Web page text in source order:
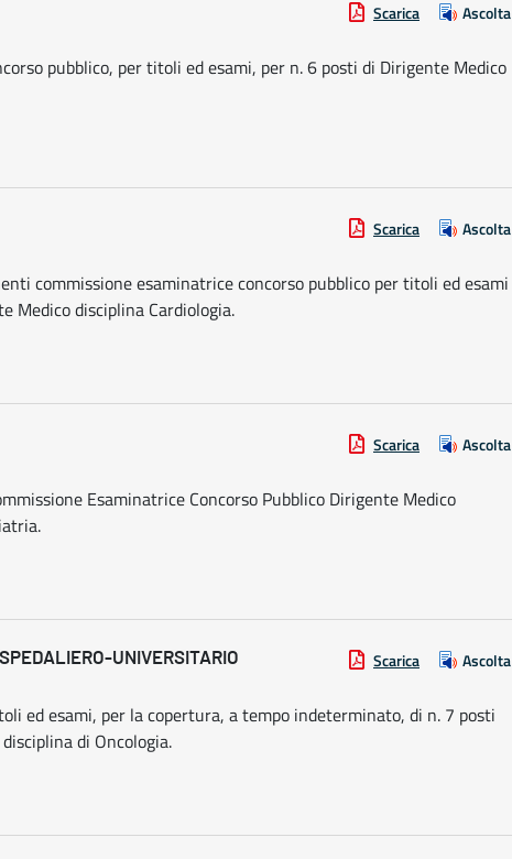
Scarica Ascolta
pubblico, per titoli ed esami, per n. 6 posti di Dirigente Medico
Scarica Ascolta
commissione esaminatrice concorso pubblico per titoli ed esami
Medico disciplina Cardiologia.
Scarica Ascolta
Esaminatrice Concorso Pubblico Dirigente Medico
UNIVERSITARIO Scarica Ascolta
ed esami, per la copertura, a tempo indeterminato, di n. 7 posti
di Oncologia.